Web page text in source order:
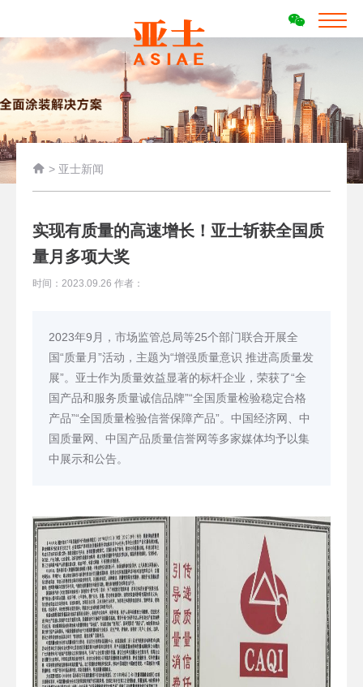
 > 亚士新闻
实现有质量的高速增长！亚士斩获全国质
量月多项大奖
时间：2023.09.26 作者：
2023年9月，市场监管总局等25个部门联合开展全
国“质量月”活动，主题为“增强质量意识 推进高质量发
展”。亚士作为质量效益显著的标杆企业，荣获了“全
国产品和服务质量诚信品牌”“全国质量检验稳定合格
产品”“全国质量检验信誉保障产品”。中国经济网、中
国质量网、中国产品质量信誉网等多家媒体均予以集
中展示和公告。